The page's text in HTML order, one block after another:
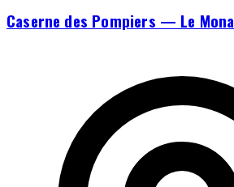
Caserne des Pompiers — Le